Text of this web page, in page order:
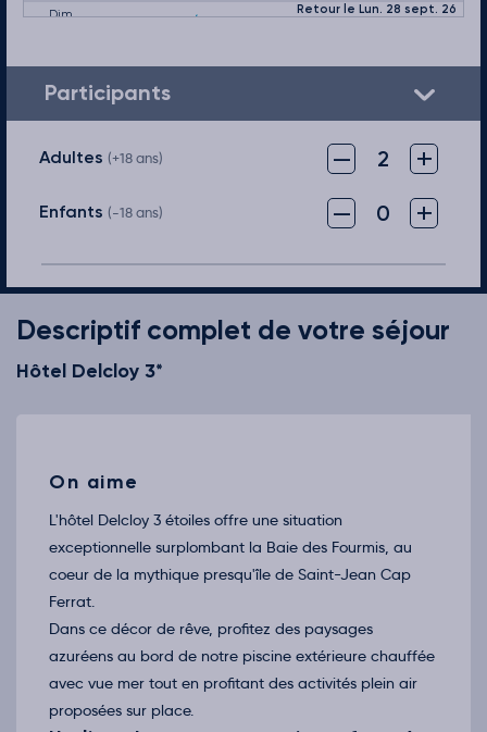
Dim.
133€/pers
Retour le Lun. 28 sept. 26
Lun.
sept.
Retour le Mar. 29 sept. 26
Mar.
sept.
Retour le Mer. 30 sept. 26
sept.
Retour le Jeu. 01 oct. 26
Sam.
oct.
Retour le Dim. 04 oct. 26
04
113€/pers
Lun.
113€
Mer.
oct.
09
113€/pers
10
oct.
Retour le Dim. 11 oct. 26
11
133€/pers
Retour le Lun. 12 oct. 26
12
113€/pers
Retour le Mar. 13 oct. 26
Participants
Adultes (+18 ans) – 2 +
Enfants (-18 ans) – 0 +
Descriptif complet de votre séjour
Hôtel Delcloy 3*
On aime
L'hôtel Delcloy 3 étoiles offre une situation
exceptionnelle surplombant la Baie des Fourmis, au
coeur de la mythique presqu'île de Saint-Jean Cap
Ferrat.
Dans ce décor de rêve, profitez des paysages
azuréens au bord de notre piscine extérieure chauffée
avec vue mer tout en profitant des activités plein air
proposées sur place.